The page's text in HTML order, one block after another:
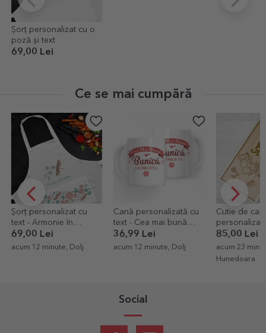
Șorț personalizat cu o
poză și text
69,00 Lei
Ce se mai cumpără
cu
în
Dolj
Cană personalizată cu
text - Cea mai bună
acum 12 minute, Dolj
Cutie de cadou
personalizată din lemn
cu text - Nou născuți
acum 23 minute,
Social